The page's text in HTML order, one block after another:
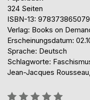
324 Seiten
ISBN-13:
Verlag: Books on
Erscheinungsdatum:
Sprache: Deutsch
Schlagworte:
Jean-Jacques
Bewertung::